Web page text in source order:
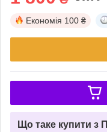
Економія 100 ₴
Що таке купити з